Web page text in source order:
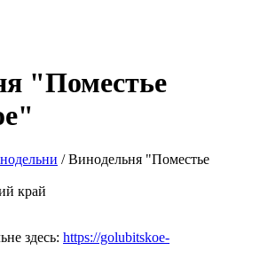
"Поместье
/Винодельня "Поместье
край
здесь: https://golubitskoe-